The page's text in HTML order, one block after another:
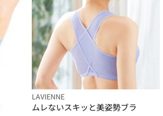
LAVIENNE
ムレないスキッと美姿勢ブラ